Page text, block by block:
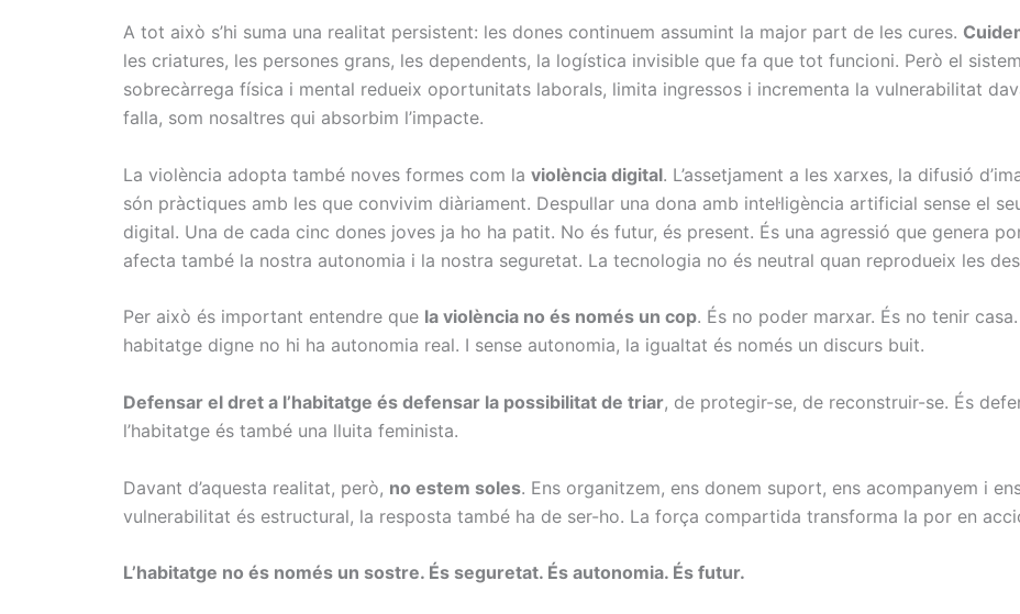
A tot això s’hi suma una realitat persistent: les dones continuem assumint la major part de les cures.
les criatures, les persones grans, les dependents, la logística invisible que fa que tot funcioni. Però el
sobrecàrrega física i mental redueix oportunitats laborals, limita ingressos i incrementa la vulnerabilitat
falla, som nosaltres qui absorbim l’impacte.
La violència adopta també noves formes com la violència digital. L’assetjament a les xarxes, la difusió
són pràctiques amb les que convivim diàriament. Despullar una dona amb intel·ligència artificial sense el
digital. Una de cada cinc dones joves ja ho ha patit. No és futur, és present. És una agressió que genera
afecta també la nostra autonomia i la nostra seguretat. La tecnologia no és neutral quan reprodueix les
Per això és important entendre que la violència no és només un cop. És no poder marxar. És no tenir
habitatge digne no hi ha autonomia real. I sense autonomia, la igualtat és només un discurs buit.
Defensar el dret a l’habitatge és defensar la possibilitat de triar, de protegir-se, de reconstruir-se. És
l’habitatge és també una lluita feminista.
Davant d’aquesta realitat, però, no estem soles. Ens organitzem, ens donem suport, ens acompanyem i
vulnerabilitat és estructural, la resposta també ha de ser-ho. La força compartida transforma la por en
L’habitatge no és només un sostre. És seguretat. És autonomia. És futur.